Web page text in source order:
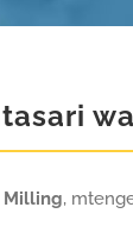
Milling,